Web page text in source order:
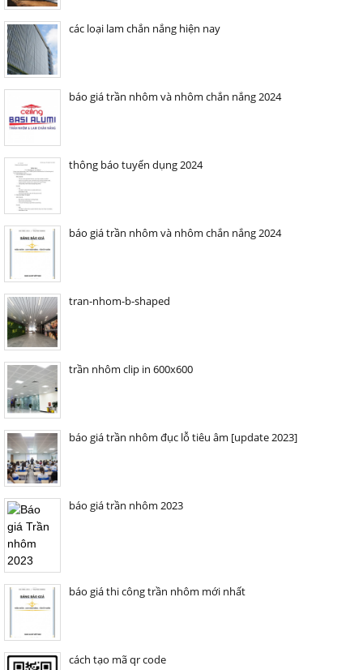
các loại lam chắn nắng hiện nay
báo giá trần nhôm và nhôm chắn nắng 2024
thông báo tuyển dụng 2024
báo giá trần nhôm và nhôm chắn nắng 2024
tran-nhom-b-shaped
trần nhôm clip in 600x600
báo giá trần nhôm đục lỗ tiêu âm [update 2023]
báo giá trần nhôm 2023
báo giá thi công trần nhôm mới nhất
cách tạo mã qr code